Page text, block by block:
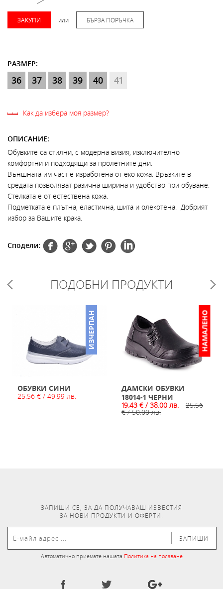
ЗАКУПИ или БЪРЗА ПОРЪЧКА
РАЗМЕР:
36 37 38 39 40 41
Как да избера моя размер?
ОПИСАНИЕ:
Обувкитe са стилни, с модерна визия, изключително
комфортни и подходящи за пролетните дни.
Външната им част е изработена от еко кожа. Връзките в
средата позволяват разична ширина и удобство при обуване.
Стелката е от естествена кожа.
Подметката е плътна, еластична, шита и олекотена. Добрият
избор за Вашите крака.
Сподели:
ПОДОБНИ ПРОДУКТИ
ИЗЧЕРПАН
ОБУВКИ СИНИ
25.56 € / 49.99 лв.
НАМАЛЕНО
ДАМСКИ ОБУВКИ
18014-1 ЧЕРНИ
19.43 € / 38.00 лв.
25.56
€ / 50.00 лв.
ЗАПИШИ СЕ, ЗА ДА ПОЛУЧАВАШ ИЗВЕСТИЯ
ЗА НОВИ ПРОДУКТИ И ОФЕРТИ.
ЗАПИШИ
Автоматично приемате нашата Политика на ползване